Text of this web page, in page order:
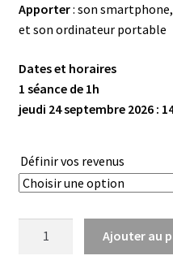
Apporter: son
et son ordinateur portable
Dates et horaires
1 séance de 1h
jeudi 24 septembre 2026 :
Définir vos revenus
Ajouter au